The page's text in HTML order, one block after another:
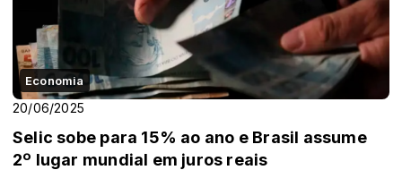
Economia
20/06/2025
Selic sobe para 15% ao ano e Brasil assume
2º lugar mundial em juros reais